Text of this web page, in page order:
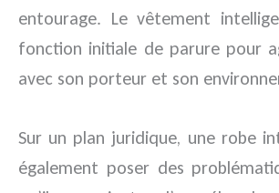
entourage. Le vêtement
fonction initiale de parure pour
avec son porteur et son
Sur un plan juridique, une robe
également poser des